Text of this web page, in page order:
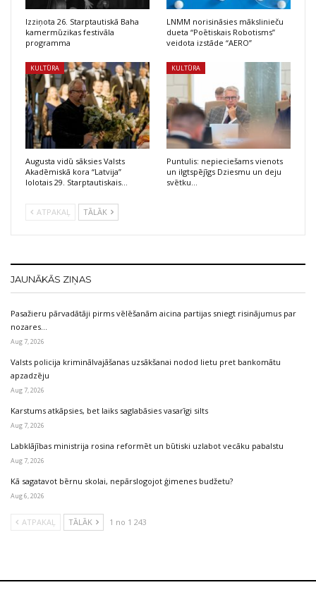
Izziņota 26. Starptautiskā Baha
kamermūzikas festivāla
programma
LNMM norisināsies mākslinieču
dueta “Poētiskais Robotisms”
veidota izstāde “AERO”
KULTŪRA
Augusta vidū sāksies Valsts
Akadēmiskā kora “Latvija”
lolotais 29. Starptautiskais…
KULTŪRA
Puntulis: nepieciešams vienots
un ilgtspējīgs Dziesmu un deju
svētku…
ATPAKAĻ TĀLĀK
JAUNĀKĀS ZIŅAS
Pasažieru pārvadātāji pirms vēlēšanām aicina partijas sniegt risinājumus par
nozares…
Aug 7, 2026
Valsts policija kriminālvajāšanas uzsākšanai nodod lietu pret bankomātu
apzadzēju
Aug 7, 2026
Karstums atkāpsies, bet laiks saglabāsies vasarīgi silts
Aug 7, 2026
Labklājības ministrija rosina reformēt un būtiski uzlabot vecāku pabalstu
Aug 7, 2026
Kā sagatavot bērnu skolai, nepārslogojot ģimenes budžetu?
Aug 6, 2026
ATPAKAĻ TĀLĀK 1 no 1 243